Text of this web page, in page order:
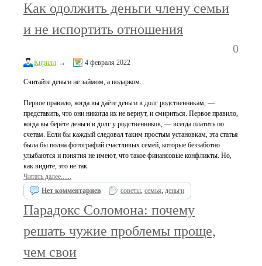
Как одолжить деньги члену семьи
и не испортить отношения
0
Кирилл → 4 февраля 2022
Считайте деньги не займом, а подарком.
Первое правило, когда вы даёте деньги в долг родственникам, —
представить, что они никогда их не вернут, и смириться. Первое правило,
когда вы берёте деньги в долг у родственников, — всегда платить по
счетам. Если бы каждый следовал таким простым установкам, эта статья
была бы полна фотографий счастливых семей, которые беззаботно
улыбаются и понятия не имеют, что такое финансовые конфликты. Но,
как видите, это не так.
Читать далее......
Нет комментариев
советы, семья, деньги
Парадокс Соломона: почему
решать чужие проблемы проще,
чем свои